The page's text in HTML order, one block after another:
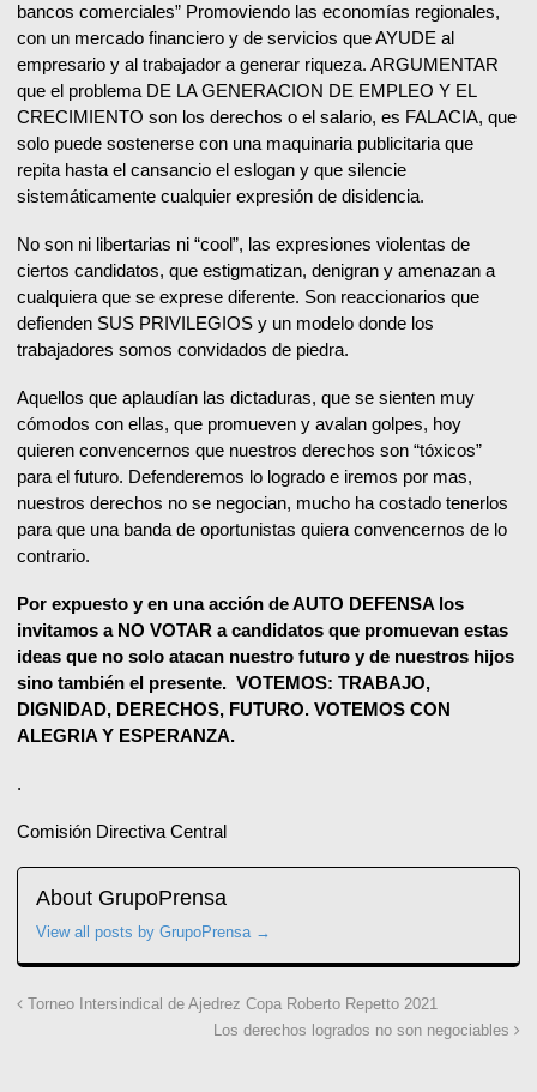
bancos comerciales” Promoviendo las economías regionales,
con un mercado financiero y de servicios que AYUDE al
empresario y al trabajador a generar riqueza. ARGUMENTAR
que el problema DE LA GENERACION DE EMPLEO Y EL
CRECIMIENTO son los derechos o el salario, es FALACIA, que
solo puede sostenerse con una maquinaria publicitaria que
repita hasta el cansancio el eslogan y que silencie
sistemáticamente cualquier expresión de disidencia.
No son ni libertarias ni “cool”, las expresiones violentas de
ciertos candidatos, que estigmatizan, denigran y amenazan a
cualquiera que se exprese diferente. Son reaccionarios que
defienden SUS PRIVILEGIOS y un modelo donde los
trabajadores somos convidados de piedra.
Aquellos que aplaudían las dictaduras, que se sienten muy
cómodos con ellas, que promueven y avalan golpes, hoy
quieren convencernos que nuestros derechos son “tóxicos”
para el futuro. Defenderemos lo logrado e iremos por mas,
nuestros derechos no se negocian, mucho ha costado tenerlos
para que una banda de oportunistas quiera convencernos de lo
contrario.
Por expuesto y en una acción de AUTO DEFENSA los
invitamos a NO VOTAR a candidatos que promuevan estas
ideas que no solo atacan nuestro futuro y de nuestros hijos
sino también el presente. VOTEMOS: TRABAJO,
DIGNIDAD, DERECHOS, FUTURO. VOTEMOS CON
ALEGRIA Y ESPERANZA.
.
Comisión Directiva Central
About GrupoPrensa
View all posts by GrupoPrensa →
Torneo Intersindical de Ajedrez Copa Roberto Repetto 2021
Los derechos logrados no son negociables